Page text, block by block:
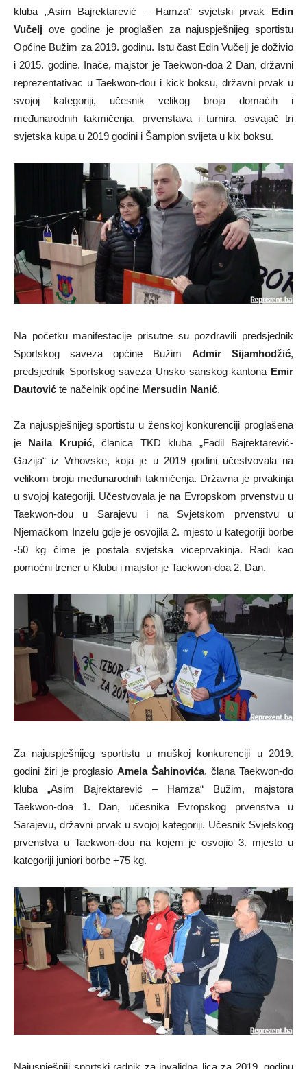
kluba „Asim Bajrektarević – Hamza“ svjetski prvak Edin
Vučelj ove godine je proglašen za najuspješnijeg sportistu
Općine Bužim za 2019. godinu. Istu čast Edin Vučelj je doživio
i 2015. godine. Inače, majstor je Taekwon-doa 2 Dan, državni
reprezentativac u Taekwon-dou i kick boksu, državni prvak u
svojoj kategoriji, učesnik velikog broja domaćih i
međunarodnih takmičenja, prvenstava i turnira, osvajač tri
svjetska kupa u 2019 godini i Šampion svijeta u kix boksu.
Na početku manifestacije prisutne su pozdravili predsjednik
Sportskog saveza općine Bužim Admir Sijamhodžić,
predsjednik Sportskog saveza Unsko sanskog kantona Emir
Dautović te načelnik općine Mersudin Nanić.
Za najuspješnijeg sportistu u ženskoj konkurenciji proglašena
je Naila Krupić, članica TKD kluba „Fadil Bajrektarević-
Gazija“ iz Vrhovske, koja je u 2019 godini učestvovala na
velikom broju međunarodnih takmičenja. Državna je prvakinja
u svojoj kategoriji. Učestvovala je na Evropskom prvenstvu u
Taekwon-dou u Sarajevu i na Svjetskom prvenstvu u
Njemačkom Inzelu gdje je osvojila 2. mjesto u kategoriji borbe
-50 kg čime je postala svjetska viceprvakinja. Radi kao
pomoćni trener u Klubu i majstor je Taekwon-doa 2. Dan.
Za najuspješnijeg sportistu u muškoj konkurenciji u 2019.
godini žiri je proglasio Amela Šahinovića, člana Taekwon-do
kluba „Asim Bajrektarević – Hamza“ Bužim, majstora
Taekwon-doa 1. Dan, učesnika Evropskog prvenstva u
Sarajevu, državni prvak u svojoj kategoriji. Učesnik Svjetskog
prvenstva u Taekwon-dou na kojem je osvojio 3. mjesto u
kategoriji juniori borbe +75 kg.
Najuspješniji sportski radnik za invalidna lica za 2019. godinu